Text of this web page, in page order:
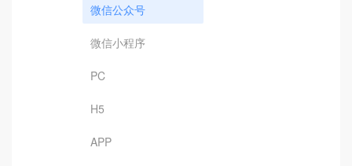
微信公众号
微信小程序
PC
H5
APP